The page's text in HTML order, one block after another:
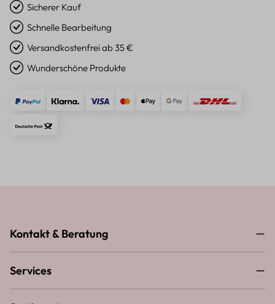
Sicherer Kauf
Schnelle Bearbeitung
Versandkostenfrei ab 35 €
Wunderschöne Produkte
Kontakt & Beratung
Services